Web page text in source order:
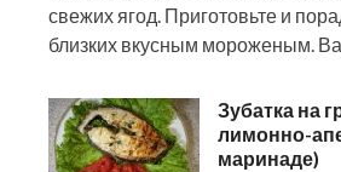
свежих ягод. Приготовьте и
близких вкусным мороженым.
Зубатка на
лимонно-
маринаде)